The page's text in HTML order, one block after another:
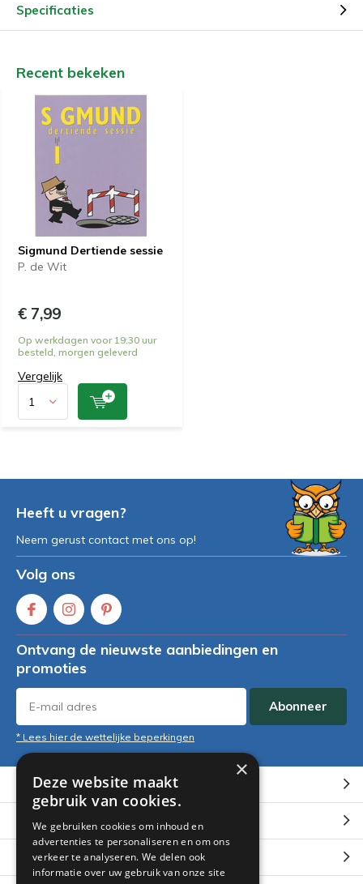
Specificaties
Recent bekeken
Sigmund Dertiende sessie
P. de Wit
€ 7,99
Op werkdagen voor 19:30 uur
besteld, morgen geleverd
Vergelijk
Heeft u vragen?
Neem gerust contact met ons op!
Volg ons
Ontvang de nieuwste aanbiedingen en
promoties
Abonneer
* Lees hier de wettelijke beperkingen
Klantenservice
Mijn account
Categorieën
×
Deze website maakt
gebruik van cookies.
We gebruiken cookies om inhoud en
advertenties te personaliseren en om ons
verkeer te analyseren. We delen ook
informatie over uw gebruik van onze site